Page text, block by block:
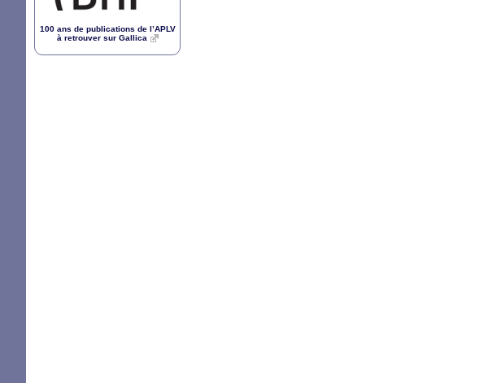
100 ans de publications de l’APLV
à retrouver sur Gallica